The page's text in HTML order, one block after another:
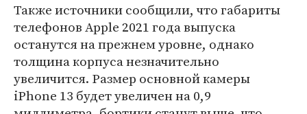
Также источники сообщили, что габариты
телефонов Apple 2021 года выпуска
останутся на прежнем уровне, однако
толщина корпуса незначительно
увеличится. Размер основной камеры
iPhone 13 будет увеличен на 0,9